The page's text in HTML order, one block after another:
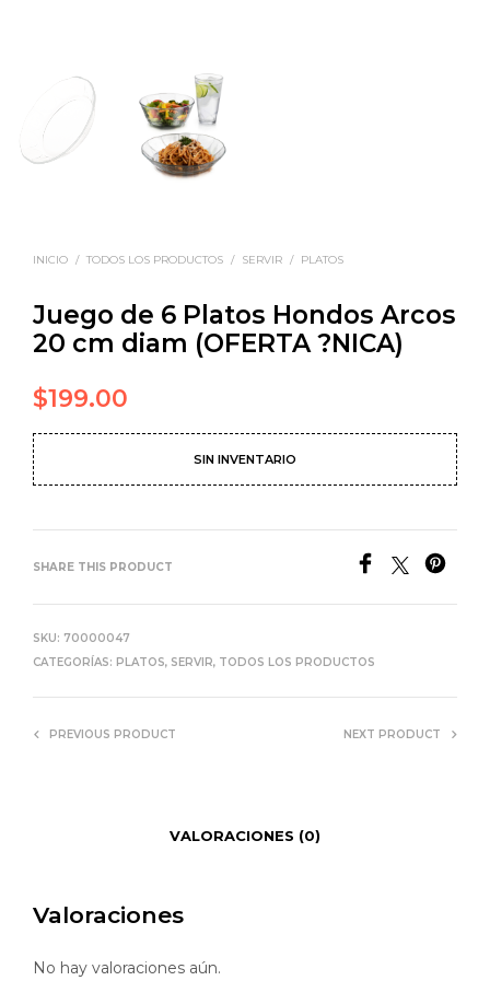
INICIO / TODOS LOS PRODUCTOS / SERVIR / PLATOS
Juego de 6 Platos Hondos Arcos
20 cm diam (OFERTA ?NICA)
$199.00
SIN INVENTARIO
SHARE THIS PRODUCT
SKU: 70000047
CATEGORÍAS: PLATOS, SERVIR, TODOS LOS PRODUCTOS
PREVIOUS PRODUCT NEXT PRODUCT
VALORACIONES (0)
Valoraciones
No hay valoraciones aún.